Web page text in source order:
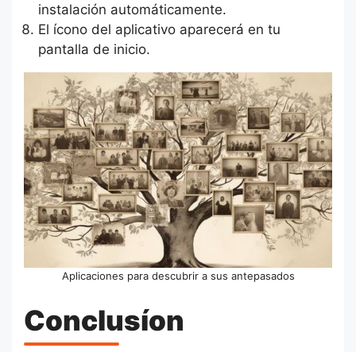
instalación automáticamente.
El ícono del aplicativo aparecerá en tu
pantalla de inicio.
Aplicaciones para descubrir a sus antepasados
Conclusíon